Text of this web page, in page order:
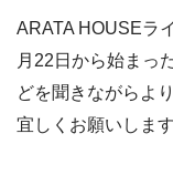
ARATA HOUSEラ
月22日から始まっ
どを聞きながらよ
宜しくお願いします